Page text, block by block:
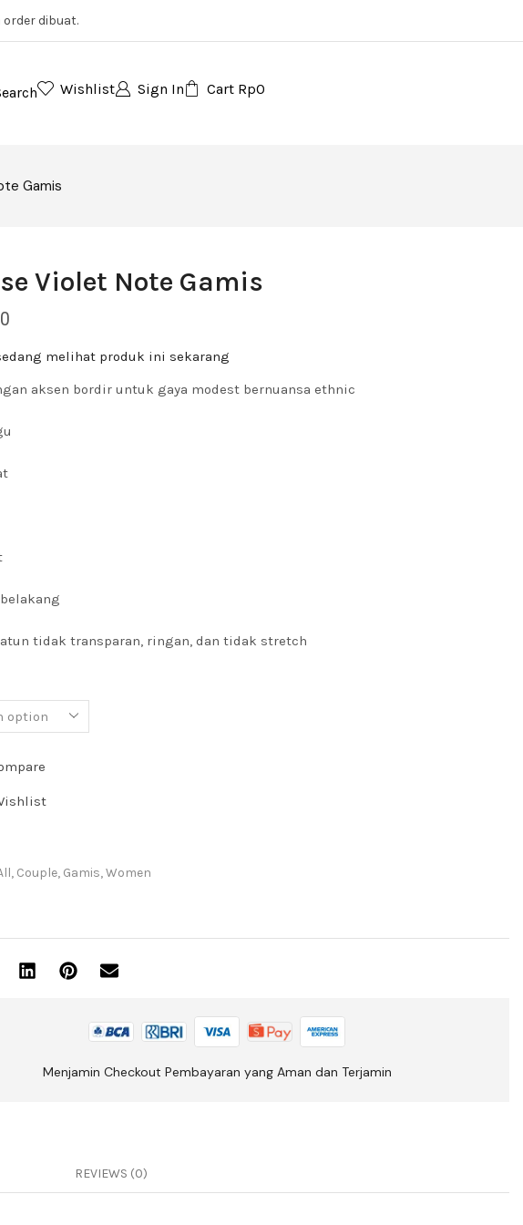
dibuat.
Wishlist Sign In Cart Rp0
Gamis
Violet Note Gamis
melihat produk ini sekarang
aksen bordir untuk gaya modest bernuansa ethnic
tidak transparan, ringan, dan tidak stretch
, Couple, Gamis,Women
Menjamin Checkout Pembayaran yang Aman dan Terjamin
REVIEWS (0)